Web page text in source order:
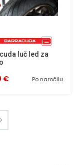
luč led za
Po naročilu
€